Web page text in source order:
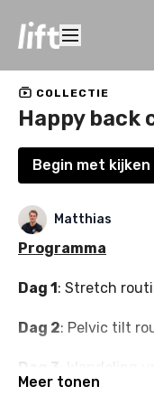
COLLECTIE
Happy back
Begin met kijken
Matthias
Programma
Dag 1: Stretch
Dag 2: Pelvic tilt
Dag 3 : Wandeling